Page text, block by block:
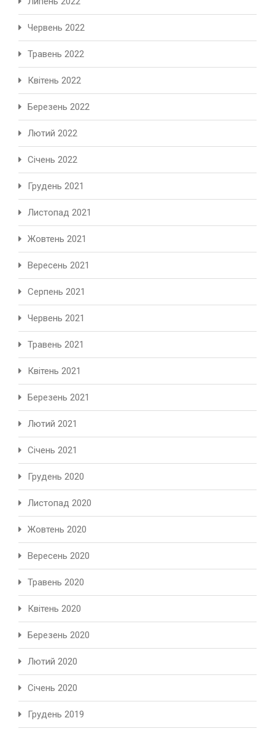
Червень 2022
Травень 2022
Квітень 2022
Березень 2022
Лютий 2022
Січень 2022
Грудень 2021
Листопад 2021
Жовтень 2021
Вересень 2021
Серпень 2021
Червень 2021
Травень 2021
Квітень 2021
Березень 2021
Лютий 2021
Січень 2021
Грудень 2020
Листопад 2020
Жовтень 2020
Вересень 2020
Травень 2020
Квітень 2020
Березень 2020
Лютий 2020
Січень 2020
Грудень 2019